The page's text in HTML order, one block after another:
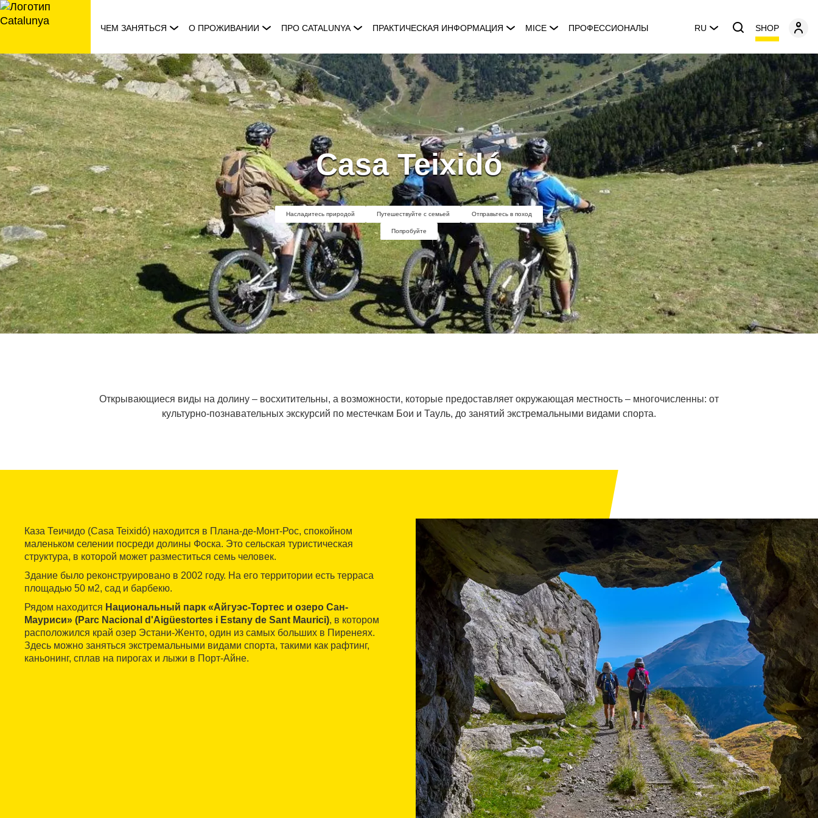
перейти
к
ЧЕМ ЗАНЯТЬСЯ О ПРОЖИВАНИИ ПРО CATALUNYA ПРАКТИЧЕСКАЯ ИНФОРМАЦИЯ MICE ПРОФЕССИОНАЛЫ RU SHOP
Casa Teixidó
Насладитесь природой Путешествуйте с семьей Отправьтесь в поход
Попробуйте
Открывающиеся виды на долину ‒ восхитительны, а возможности, которые предоставляет окружающая местность ‒ многочисленны: от
культурно-познавательных экскурсий по местечкам Бои и Тауль, до занятий экстремальными видами спорта.
Каза Теичидо (Casa Teixidó) находится в Плана-де-Монт-Рос, спокойном
маленьком селении посреди долины Фоска. Это сельская туристическая
структура, в которой может разместиться семь человек.
Здание было реконструировано в 2002 году. На его территории есть терраса
площадью 50 м2, сад и барбекю.
Рядом находится Национальный парк «Айгуэс-Тортес и озеро Сан-
Мауриси» (Parc Nacional d'Aigüestortes i Estany de Sant Maurici), в котором
расположился край озер Эстани-Женто, один из самых больших в Пиренеях.
Здесь можно заняться экстремальными видами спорта, такими как рафтинг,
каньонинг, сплав на пирогах и лыжи в Порт-Айне.